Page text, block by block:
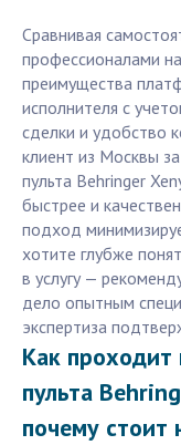
Сравнивая
профессионалами
преимущества
исполнителя с
сделки и удобство
клиент из Москвы
пульта Behringer
быстрее и
подход
хотите глубже
в услугу —
дело опытным
экспертиза
Как проходит
пульта
почему стоит